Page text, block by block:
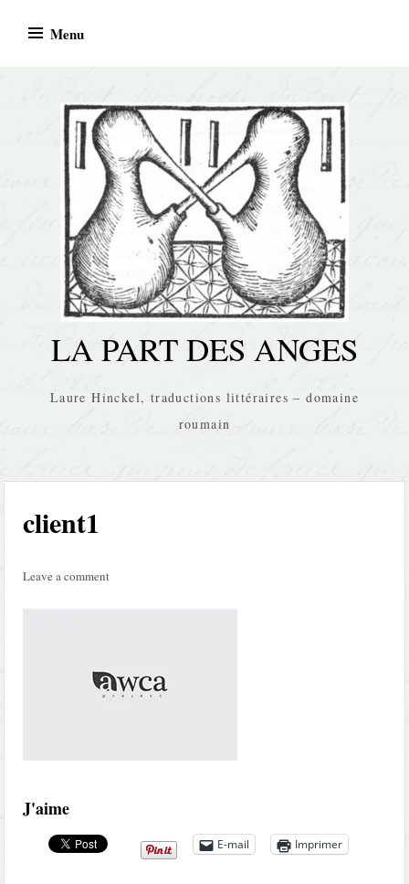
Menu
LA PART DES ANGES
Laure Hinckel, traductions littéraires – domaine
roumain
client1
Leave a comment
J'aime
E-mail Imprimer